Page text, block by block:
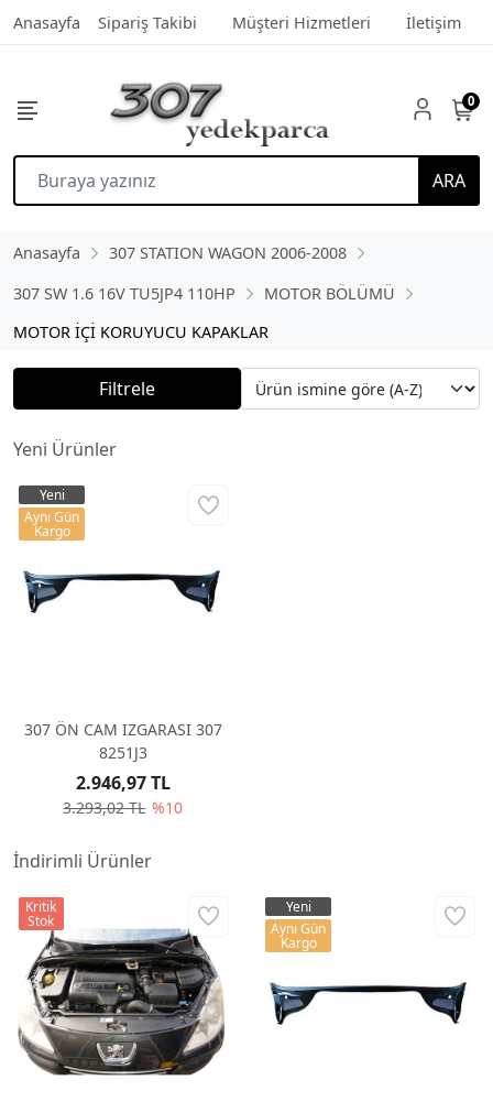
Anasayfa Sipariş Takibi Müşteri Hizmetleri İletişim
ARA
0
Anasayfa
307 STATION WAGON 2006-2008
307 SW 1.6 16V TU5JP4 110HP
MOTOR BÖLÜMÜ
MOTOR İÇİ KORUYUCU KAPAKLAR
Filtrele
Yeni Ürünler
307 ÖN CAM IZGARASI 307
8251J3
3.293,02 TL %10
2.946,97 TL
Yeni
Aynı Gün
Kargo
İndirimli Ürünler
Kritik
Stok
Yeni
Aynı Gün
Kargo